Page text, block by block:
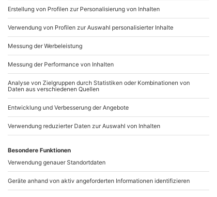
Freunde des guten Geschmacks voll auf ihre Kosten
www.b2b.mydays.de/
Artikelnummer:25201
Andere Produkte entdecken
Rumtasting Frankfurt
Whisky und
Schokoladen Tasting